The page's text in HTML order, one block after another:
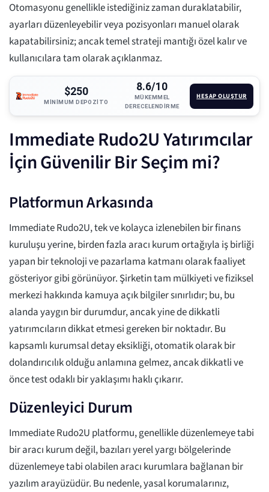
Otomasyonu genellikle istediğiniz zaman duraklatabilir,
ayarları düzenleyebilir veya pozisyonları manuel olarak
kapatabilirsiniz; ancak temel strateji mantığı özel kalır ve
kullanıcılara tam olarak açıklanmaz.
$250
MINIMUM DEPOZITO
8.6/10
MÜKEMMEL
DERECELENDIRME
HESAP OLUŞTUR
Immediate Rudo2U Yatırımcılar
İçin Güvenilir Bir Seçim mi?
Platformun Arkasında
Immediate Rudo2U, tek ve kolayca izlenebilen bir finans
kuruluşu yerine, birden fazla aracı kurum ortağıyla iş birliği
yapan bir teknoloji ve pazarlama katmanı olarak faaliyet
gösteriyor gibi görünüyor. Şirketin tam mülkiyeti ve fiziksel
merkezi hakkında kamuya açık bilgiler sınırlıdır; bu, bu
alanda yaygın bir durumdur, ancak yine de dikkatli
yatırımcıların dikkat etmesi gereken bir noktadır. Bu
kapsamlı kurumsal detay eksikliği, otomatik olarak bir
dolandırıcılık olduğu anlamına gelmez, ancak dikkatli ve
önce test odaklı bir yaklaşımı haklı çıkarır.
Düzenleyici Durum
Immediate Rudo2U platformu, genellikle düzenlemeye tabi
bir aracı kurum değil, bazıları yerel yargı bölgelerinde
düzenlemeye tabi olabilen aracı kurumlara bağlanan bir
yazılım arayüzüdür. Bu nedenle, yasal korumalarınız,